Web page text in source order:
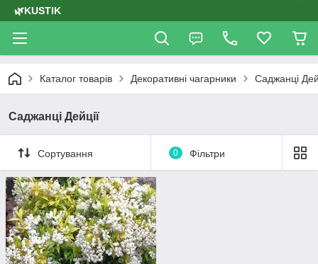
🌿KUSTIK
Каталог товарів Декоративні чагарники Саджанці
Саджанці Дейції
Сортування 0 Фільтри